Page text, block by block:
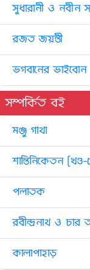
সুধারানী ও নবীন
রজত জয়ন্তী
ভগবানের ভাইবোন
সম্পর্কিত বই
মঞ্জু গাথা
শান্তিনিকেতন
পলাতক
রবীন্দ্রনাথ ও চার
কালাপাহাড়